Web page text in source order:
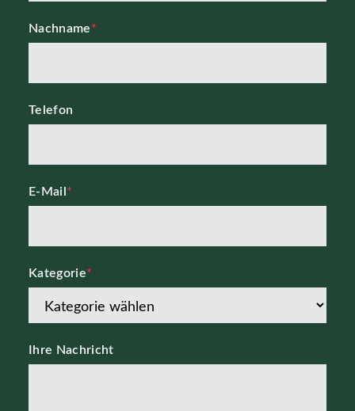
Nachname*
Telefon
E-Mail *
Kategorie*
Ihre Nachricht